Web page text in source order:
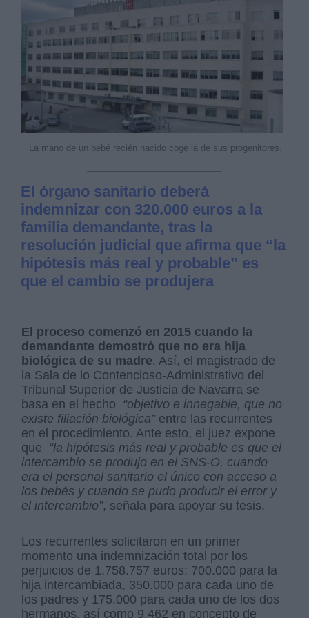
La mano de un bebé recién nacido coge la de sus progenitores.
El órgano sanitario deberá
indemnizar con 320.000 euros a la
familia demandante, tras la
resolución judicial que afirma que “la
hipótesis más real y probable” es
que el cambio se produjera
El proceso comenzó en 2015 cuando la
demandante demostró que no era hija
biológica de su madre. Así, el magistrado de
la Sala de lo Contencioso-Administrativo del
Tribunal Superior de Justicia de Navarra se
basa en el hecho “objetivo e innegable, que no
existe filiación biológica”entre las recurrentes
en el procedimiento. Ante esto, el juez expone
que “la hipótesis más real y probable es que el
intercambio se produjo en el SNS-O, cuando
era el personal sanitario el único con acceso a
los bebés y cuando se pudo producir el error y
el intercambio”, señala para apoyar su tesis.
Los recurrentes solicitaron en un primer
momento una indemnización total por los
perjuicios de 1.758.757 euros: 700.000 para la
hija intercambiada, 350.000 para cada uno de
los padres y 175.000 para cada uno de los dos
hermanos, así como 9.462 en concepto de